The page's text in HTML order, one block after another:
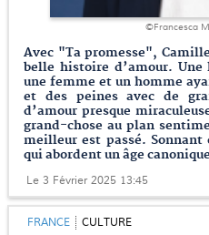
©Francesca
Avec "Ta promesse",
belle histoire d’amour.
une femme et un homme
et des peines avec de
d’amour presque
grand-chose au plan
meilleur est passé. Sonnant
qui abordent un âge
Le 3 Février 2025 13:45
FRANCE CULTURE